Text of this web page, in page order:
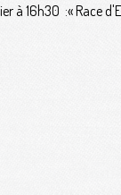
à 16h30 :« Race